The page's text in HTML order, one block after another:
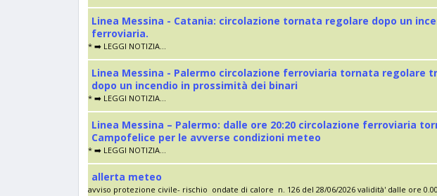
Linea Messina - Catania: circolazione tornata regolare dopo un
ferroviaria.
* ➡️ LEGGI NOTIZIA...
Linea Messina - Palermo circolazione ferroviaria tornata regolare
dopo un incendio in prossimità dei binari
* ➡️ LEGGI NOTIZIA...
Linea Messina – Palermo: dalle ore 20:20 circolazione ferroviaria
Campofelice per le avverse condizioni meteo
* ➡️ LEGGI NOTIZIA...
allerta meteo
avviso protezione civile- rischio ondate di calore n. 126 del 28/06/2026 validità' dalle ore